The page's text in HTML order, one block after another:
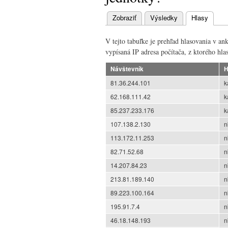
Primárne karty
Zobraziť Výsledky Hlasy
V tejto tabuľke je prehľad hlasovania v
vypísaná IP adresa počítača, z ktorého
Návštevník
81.36.244.101
62.168.111.42
85.237.233.176
107.138.2.130
113.172.11.253
82.71.52.68
14.207.84.23
213.81.189.140
89.223.100.164
195.91.7.4
46.18.148.193